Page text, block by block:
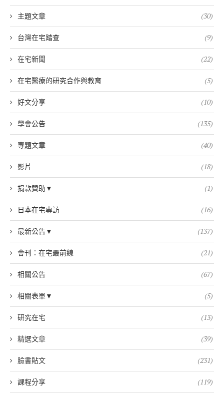
主題文章 (30)
台灣在宅踏查 (9)
在宅新聞 (22)
在宅醫療的研究合作與教育 (5)
好文分享 (10)
學會公告 (135)
專題文章 (40)
影片 (18)
捐款贊助▼ (1)
日本在宅專訪 (16)
最新公告▼ (137)
會刊：在宅最前線 (21)
相關公告 (67)
相關表單▼ (5)
研究在宅 (13)
精選文章 (39)
臉書貼文 (231)
課程分享 (119)